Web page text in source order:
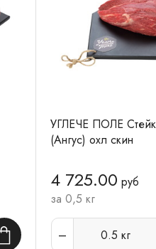
В корзину
УГЛЕЧЕ ПОЛЕ
(Ангус) охл скин
4 725.00 руб
за 0,5 кг
0.5 кг